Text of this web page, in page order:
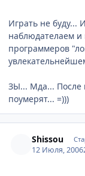
Играть не буду...
наблюдателаем и
программеров
ЗЫ... Мда... После
поумерят... =)))
Shissou
12 Июля, 2006